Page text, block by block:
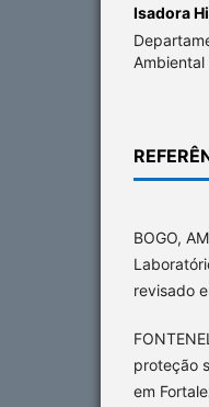
Isadora
Ambiental
BOGO,
revisado
proteção
em